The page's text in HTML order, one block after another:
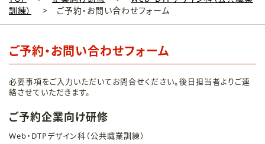
訓練）
ご予約・お問い合わせフォーム
ご予約・お問い合わせフォーム
必要事項をご入力いただいてお問合せください。後日担当者よりご連
絡させていただきます。
ご予約企業向け研修
Web・DTPデザイン科（公共職業訓練）